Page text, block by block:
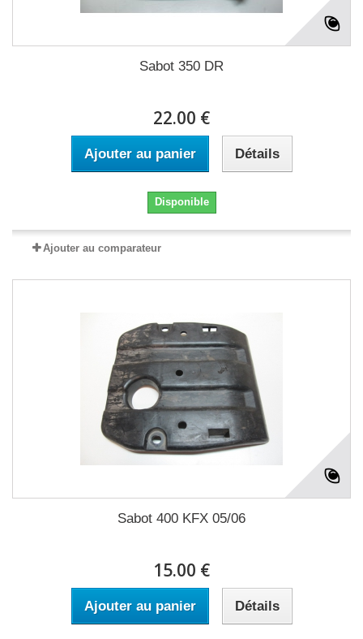
Sabot 350 DR
22.00 €
Ajouter au panier Détails
Disponible
Ajouter au comparateur
Sabot 400 KFX 05/06
15.00 €
Ajouter au panier Détails